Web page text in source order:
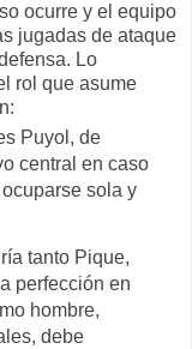
ocurre y el equipo
jugadas de ataque
Lo
rol que asume
Puyol, de
central en caso
sola y
tanto Pique,
perfección en
hombre,
debe